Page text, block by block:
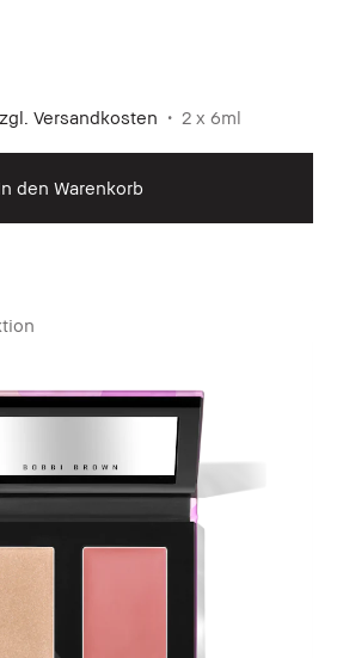
Versandkosten 2 x 6ml
den Warenkorb